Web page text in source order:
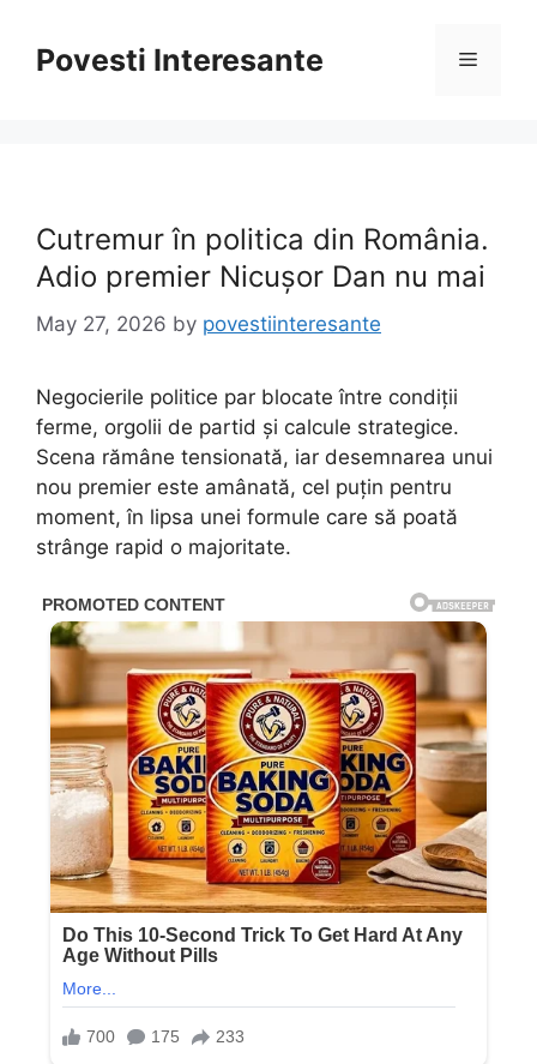
contentPovesti Interesante Menu
Cutremur în politica din România.
Adio premier Nicușor Dan nu mai
May 27, 2026 by povestiinteresante
Negocierile politice par blocate între condiții
ferme, orgolii de partid și calcule strategice.
Scena rămâne tensionată, iar desemnarea unui
nou premier este amânată, cel puțin pentru
moment, în lipsa unei formule care să poată
strânge rapid o majoritate.